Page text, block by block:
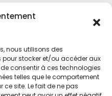
nous utilisons des
pour stocker et/ou accéder aux
consentir à ces technologies
telles que le comportement
site. Le fait de ne pas
de recrutement
du
.